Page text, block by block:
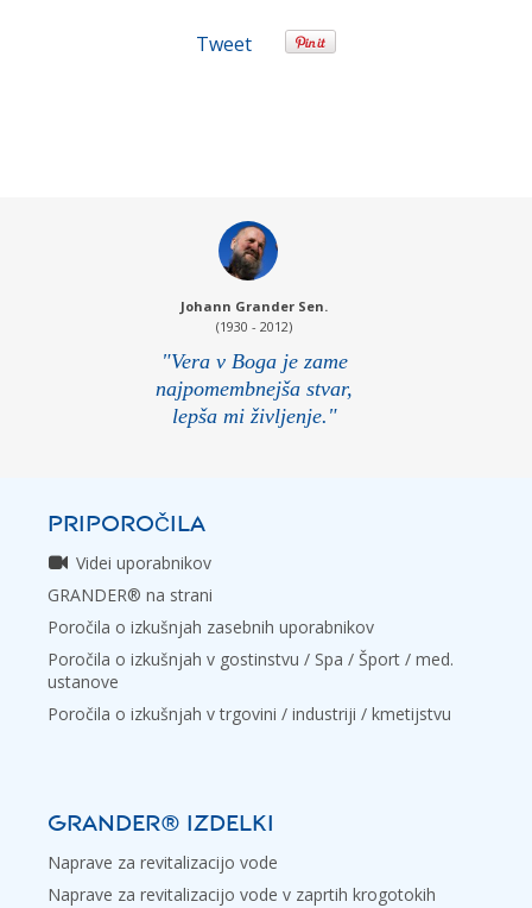
Tweet
Johann Grander Sen.
(1930 - 2012)
"Vera v Boga je zame
najpomembnejša stvar,
lepša mi življenje."
PRIPOROČILA
Videi uporabnikov
GRANDER® na strani
Poročila o izkušnjah zasebnih uporabnikov
Poročila o izkušnjah v gostinstvu / Spa / Šport / med.
ustanove
Poročila o izkušnjah v trgovini / industriji / kmetijstvu
GRANDER® IZDELKI
Naprave za revitalizacijo vode
Naprave za revitalizacijo vode v zaprtih krogotokih